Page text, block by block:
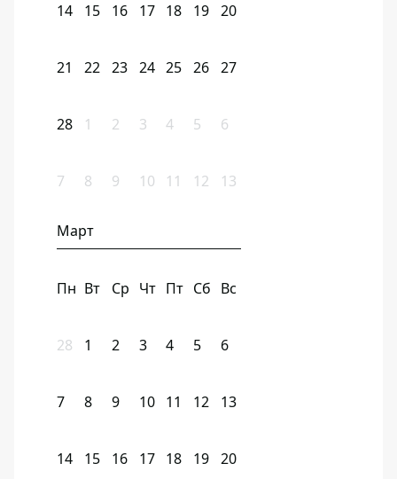
14 15 16 17 18 19 20
21 22 23 24 25 26 27
28 1 2 3 4 5 6
7 8 9 10 11 12 13
Март
Пн Вт Ср Чт Пт Сб Вс
28 1 2 3 4 5 6
7 8 9 10 11 12 13
14 15 16 17 18 19 20